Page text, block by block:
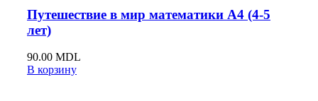
Путешествие в мир математики A4 (4-5
лет)
90.00 MDL
В корзину